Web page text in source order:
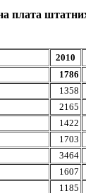
плата
2010
1786
1358
2165
1422
1703
3464
1607
1185